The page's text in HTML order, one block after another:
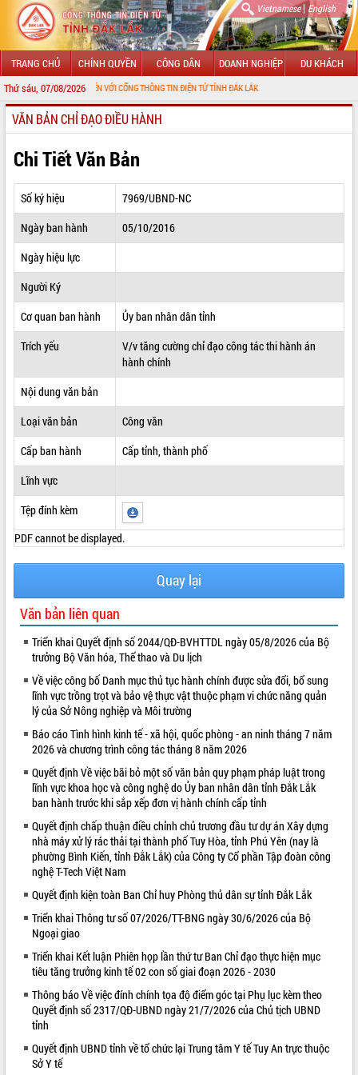
Vietnamese| English
TRANG CHỦ CHÍNH QUYỀN CÔNG DÂN DOANH NGHIỆP DU KHÁCH
Thứ sáu, 07/08/2026
MỪNG ĐẾN VỚI CỔNG THÔNG TIN ĐIỆN TỬ TỈNH ĐẮK LẮK
GIỚI THIỆU
LÃNH ĐẠO UBND TỈNH
TIN TỨC SỰ KIỆN
SỞ, BAN, NGÀNH
THÔNG TIN CHỈ ĐẠO ĐIỀU HÀNH
HỆ THỐNG VĂN BẢN
VĂN BẢN HĐND TỈNH
ĐIỂM TIN VĂN BẢN
VIDEO
Khám bệnh, cấp phát thuốc miễn phí
và tặng quà người dân xã Cư Pui
Hội nghị UBND tỉnh Đắk Lắk thường kỳ
tháng 7/2026
Lễ truy tặng danh hiệu “Bà Mẹ Việt
Nam Anh hùng” và trao Huân chương
Lao động
UBND tỉnh Đắk Lắk triển khai nhiệm
Kỳ họp thứ Hai, Hội đồng nhân dân
ALBUM ẢNH
VĂN BẢN CHỈ ĐẠO ĐIỀU HÀNH
Chi Tiết Văn Bản
Số ký hiệu
7969/UBND-NC
Ngày ban hành
05/10/2016
Ngày hiệu lực
Người Ký
Cơ quan ban hành
Ủy ban nhân dân tỉnh
Trích yếu
V/v tăng cường chỉ đạo công tác thi hành án
hành chính
Nội dung văn bản
Loại văn bản
Công văn
Cấp ban hành
Cấp tỉnh, thành phố
Lĩnh vực
Tệp đính kèm
PDF cannot be displayed.
Quay lại
Văn bản liên quan
Triển khai Quyết định số 2044/QĐ-BVHTTDL ngày 05/8/2026 của Bộ
trưởng Bộ Văn hóa, Thể thao và Du lịch
Về việc công bố Danh mục thủ tục hành chính được sửa đổi, bổ sung
lĩnh vực trồng trọt và bảo vệ thực vật thuộc phạm vi chức năng quản
lý của Sở Nông nghiệp và Môi trường
Báo cáo Tình hình kinh tế - xã hội, quốc phòng - an ninh tháng 7 năm
2026 và chương trình công tác tháng 8 năm 2026
Quyết định Về việc bãi bỏ một số văn bản quy phạm pháp luật trong
lĩnh vực khoa học và công nghệ do Ủy ban nhân dân tỉnh Đắk Lắk
ban hành trước khi sắp xếp đơn vị hành chính cấp tỉnh
Quyết định chấp thuận điều chỉnh chủ trương đầu tư dự án Xây dựng
nhà máy xử lý rác thải tại thành phố Tuy Hòa, tỉnh Phú Yên (nay là
phường Bình Kiến, tỉnh Đắk Lắk) của Công ty Cổ phần Tập đoàn công
nghệ T-Tech Việt Nam
Quyết định kiện toàn Ban Chỉ huy Phòng thủ dân sự tỉnh Đắk Lắk
Triển khai Thông tư số 07/2026/TT-BNG ngày 30/6/2026 của Bộ
Ngoại giao
Triển khai Kết luận Phiên họp lần thứ tư Ban Chỉ đạo thực hiện mục
tiêu tăng trưởng kinh tế 02 con số giai đoạn 2026 - 2030
Thông báo Về việc đính chính tọa độ điểm góc tại Phụ lục kèm theo
Quyết định số 2317/QĐ-UBND ngày 21/7/2026 của Chủ tịch UBND
tỉnh
Quyết định UBND tỉnh về tổ chức lại Trung tâm Y tế Tuy An trực thuộc
Sở Y tế